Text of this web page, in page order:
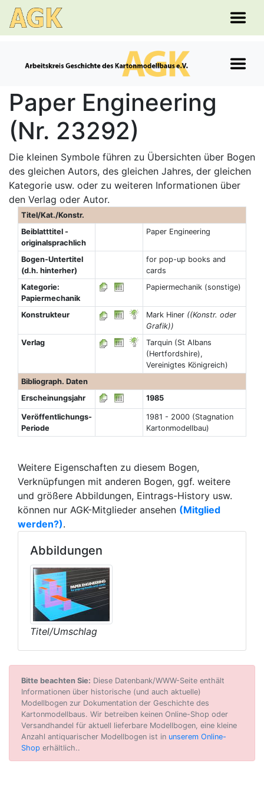
Paper Engineering
(Nr. 23292)
Die kleinen Symbole führen zu Übersichten über Bogen
des gleichen Autors, des gleichen Jahres, der gleichen
Kategorie usw. oder zu weiteren Informationen über
den Verlag oder Autor.
Titel/Kat./Konstr.
Beiblatttitel -
originalsprachlich
Paper Engineering
Bogen-Untertitel
(d.h. hinterher)
for pop-up books and
cards
Kategorie:
Papiermechanik
Papiermechanik (sonstige)
Konstrukteur Mark Hiner ((Konstr. oder
Grafik))
Verlag
Tarquin (St Albans
(Hertfordshire),
Vereinigtes Königreich)
Bibliograph. Daten
Erscheinungsjahr
1985
Veröffentlichungs-
Periode
1981 - 2000 (Stagnation
Kartonmodellbau)
Weitere Eigenschaften zu diesem Bogen,
Verknüpfungen mit anderen Bogen, ggf. weitere
und größere Abbildungen, Eintrags-History usw.
können nur AGK-Mitglieder ansehen (Mitglied
werden?).
Abbildungen
Titel/Umschlag
Bitte beachten Sie: Diese Datenbank/WWW-Seite enthält
Informationen über historische (und auch aktuelle)
Modellbogen zur Dokumentation der Geschichte des
Kartonmodellbaus. Wir betreiben keinen Online-Shop oder
Versandhandel für aktuell lieferbare Modellbogen, eine kleine
Anzahl antiquarischer Modellbogen ist in unserem Online-
Shop erhältlich..